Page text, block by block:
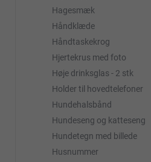
Hagesmæk
Håndklæde
Håndtaskekrog
Hjertekrus med foto
Høje drinksglas - 2 stk
Holder til hovedtelefoner
Hundehalsbånd
Hundeseng og katteseng
Hundetegn med billede
Husnummer